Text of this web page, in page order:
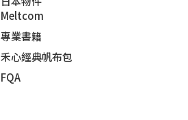
Meltcom
專業書籍
禾心經典帆布包
FQA